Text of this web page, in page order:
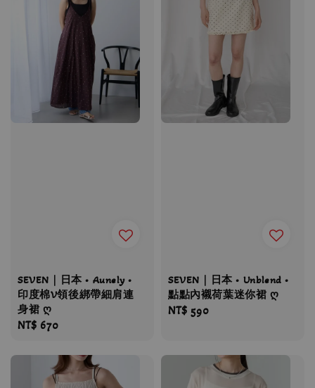
SEVEN｜日本 • Aunely •
印度棉V領後綁帶細肩連
身裙 ღ
Regular
NT$ 670
SEVEN｜日本 • Unblend •
點點內襯荷葉迷你裙 ღ
Regular
NT$ 590